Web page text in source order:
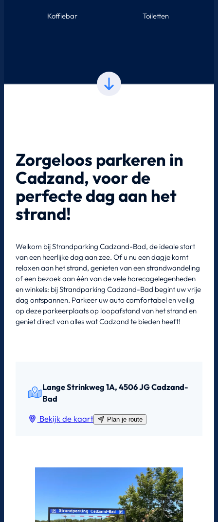
Koffiebar Toiletten
Zorgeloos parkeren in
Cadzand, voor de
perfecte dag aan het
strand!
Welkom bij Strandparking Cadzand-Bad, de ideale start
van een heerlijke dag aan zee. Of u nu een dagje komt
relaxen aan het strand, genieten van een strandwandeling
of een bezoek aan één van de vele horecagelegenheden
en winkels: bij Strandparking Cadzand-Bad begint uw vrije
dag ontspannen. Parkeer uw auto comfortabel en veilig
op deze parkeerplaats op loopafstand van het strand en
geniet direct van alles wat Cadzand te bieden heeft!
Lange Strinkweg 1A, 4506 JG Cadzand-
Bad
Bekijk de kaart Plan je route